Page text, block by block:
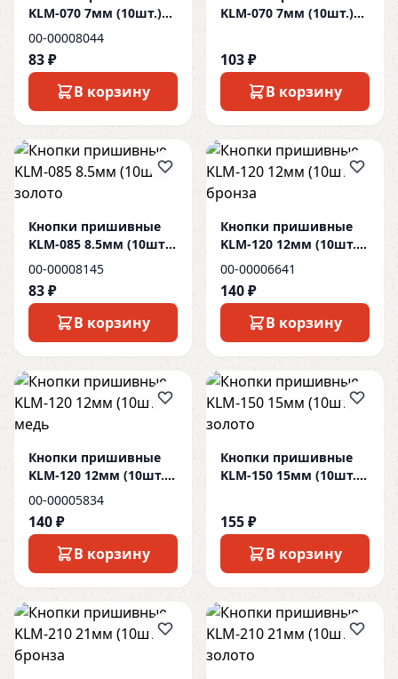
KLM-070 7мм (10шт.)
золото
00-00008044
83 ₽
В корзину
KLM-070 7мм (10шт.)
103 ₽
В корзину
Кнопки пришивные
KLM-085 8.5мм (10шт.)
золото
00-00008145
83 ₽
В корзину
Кнопки пришивные
KLM-120 12мм (10шт.)
бронза
00-00006641
140 ₽
В корзину
Кнопки пришивные
KLM-120 12мм (10шт.)
медь
00-00005834
140 ₽
В корзину
Кнопки пришивные
KLM-150 15мм (10шт.)
155 ₽
В корзину